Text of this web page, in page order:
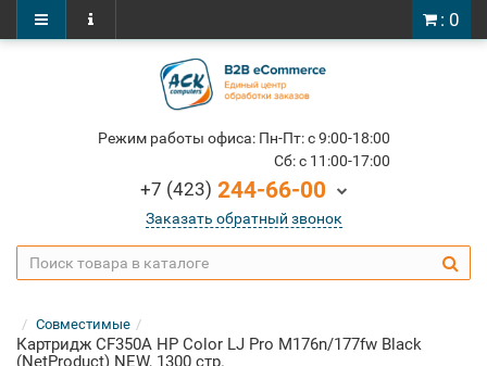
: 0
Режим работы офиса: Пн-Пт: c 9:00-18:00
Cб: c 11:00-17:00
+7 (423) 244-66-00
Заказать обратный звонок
Совместимые
Картридж CF350A HP Color LJ Pro M176n/177fw Black
(NetProduct) NEW, 1300 стр.